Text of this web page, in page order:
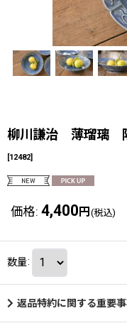
柳川謙治 薄瑠璃 陽
[12482]
価格: 4,400 円 (税込)
数量:
返品特約に関する重要